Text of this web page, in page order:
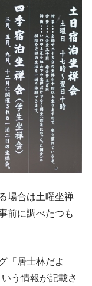
場合は土曜坐禅
前に調べたつも
「居士林だよ
う情報が記載さ